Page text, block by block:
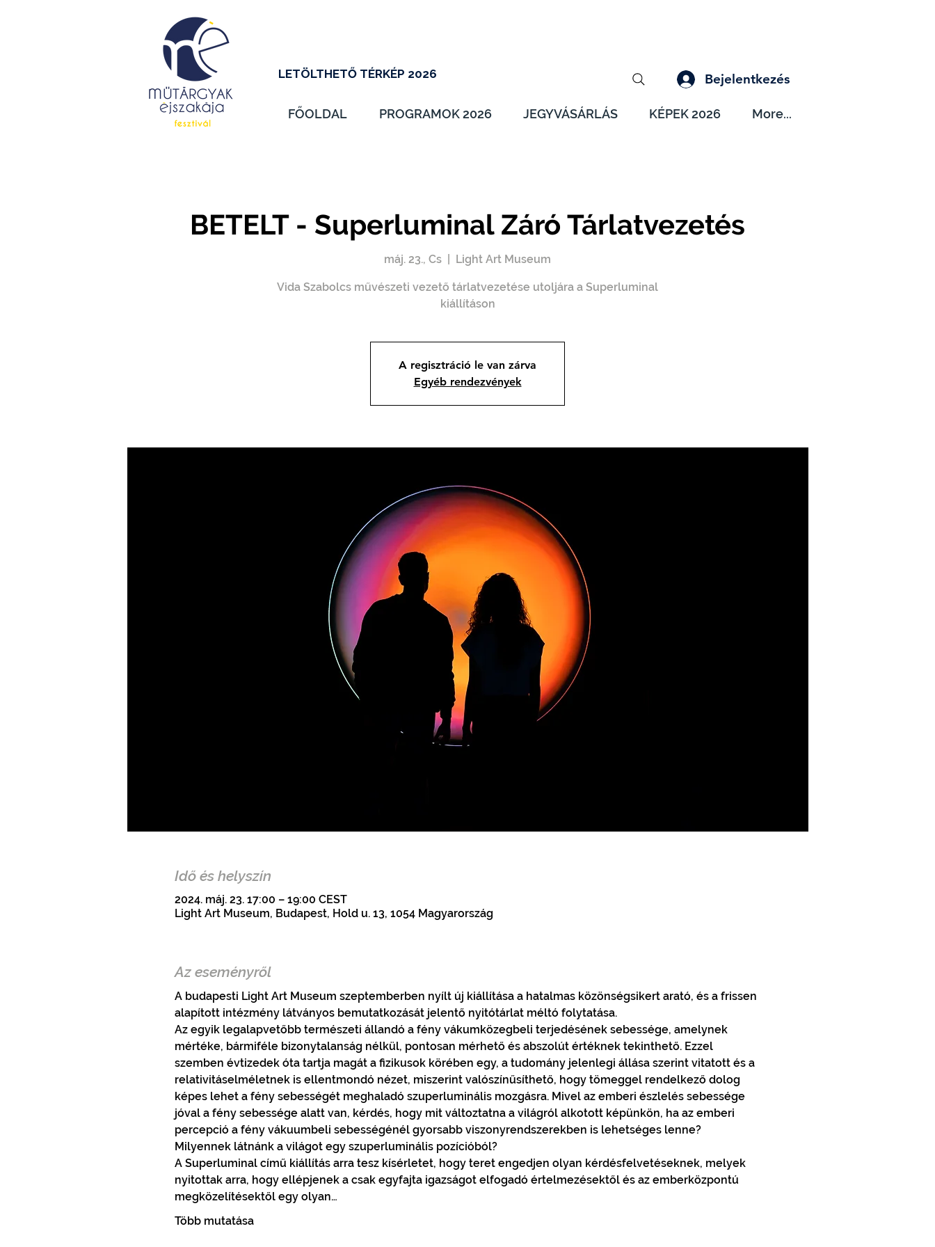
Bejelentkezés
LETÖLTHETŐ TÉRKÉP 2026
FŐOLDAL PROGRAMOK 2026 JEGYVÁSÁRLÁS KÉPEK 2026 More...
BETELT - Superluminal Záró Tárlatvezetés
máj. 23., Cs Light Art Museum
Vida Szabolcs művészeti vezető tárlatvezetése utoljára a Superluminal
kiállításon
A regisztráció le van zárva
Egyéb rendezvények
Idő és helyszín
2024. máj. 23. 17:00 – 19:00 CEST
Light Art Museum, Budapest, Hold u. 13, 1054 Magyarország
Az eseményről
A budapesti Light Art Museum szeptemberben nyílt új kiállítása a hatalmas közönségsikert arató, és a frissen
alapított intézmény látványos bemutatkozását jelentő nyitótárlat méltó folytatása.
Az egyik legalapvetőbb természeti állandó a fény vákumközegbeli terjedésének sebessége, amelynek
mértéke, bármiféle bizonytalanság nélkül, pontosan mérhető és abszolút értéknek tekinthető. Ezzel
szemben évtizedek óta tartja magát a fizikusok körében egy, a tudomány jelenlegi állása szerint vitatott és a
relativitáselméletnek is ellentmondó nézet, miszerint valószínűsíthető, hogy tömeggel rendelkező dolog
képes lehet a fény sebességét meghaladó szuperluminális mozgásra. Mivel az emberi észlelés sebessége
jóval a fény sebessége alatt van, kérdés, hogy mit változtatna a világról alkotott képünkön, ha az emberi
percepció a fény vákuumbeli sebességénél gyorsabb viszonyrendszerekben is lehetséges lenne?
Milyennek látnánk a világot egy szuperluminális pozícióból?
A Superluminal című kiállítás arra tesz kísérletet, hogy teret engedjen olyan kérdésfelvetéseknek, melyek
nyitottak arra, hogy ellépjenek a csak egyfajta igazságot elfogadó értelmezésektől és az emberközpontú
megközelítésektől egy olyan…
Több mutatása